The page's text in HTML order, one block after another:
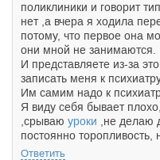
поликлиники и говорит
нет ,а вчера я ходила
потому, что первое она
они мной не занимаются.
И представляете из-за
записать меня к психиатру
Им самим надо к
Я виду себя бывает
,срываю уроки ,не делаю
постоянно торопливость,
Ответить